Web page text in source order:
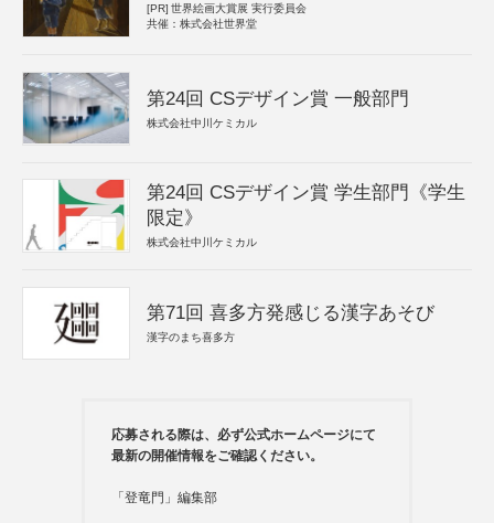
[PR] 世界絵画大賞展 実行委員会
共催：株式会社世界堂
第24回 CSデザイン賞 一般部門
株式会社中川ケミカル
第24回 CSデザイン賞 学生部門《学生
限定》
株式会社中川ケミカル
第71回 喜多方発感じる漢字あそび
漢字のまち喜多方
応募される際は、必ず公式ホームページにて
最新の開催情報をご確認ください。
「登竜門」編集部